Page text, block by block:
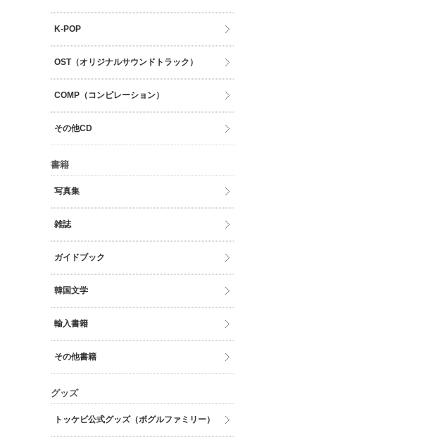
K-POP
OST（オリジナルサウンドトラック）
COMP（コンピレーション）
その他CD
書籍
写真集
雑誌
ガイドブック
韓国文学
輸入書籍
その他書籍
グッズ
トッケビ公式グッズ（ボグルファミリー）